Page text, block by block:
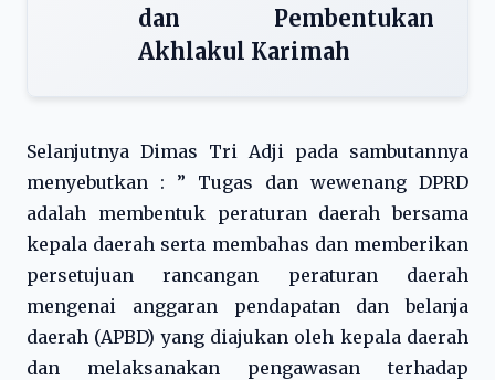
dan Pembentukan
Akhlakul Karimah
Selanjutnya Dimas Tri Adji pada sambutannya
menyebutkan : ” Tugas dan wewenang DPRD
adalah membentuk peraturan daerah bersama
kepala daerah serta membahas dan memberikan
persetujuan rancangan peraturan daerah
mengenai anggaran pendapatan dan belanja
daerah (APBD) yang diajukan oleh kepala daerah
dan melaksanakan pengawasan terhadap